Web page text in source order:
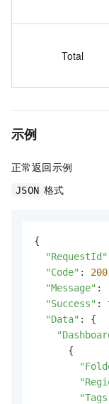
Total
示例
正常返回示例
JSON 格式
{
"RequestId"
"Code" : 200
"Message" :
"Success" :
"Data" : {
      {